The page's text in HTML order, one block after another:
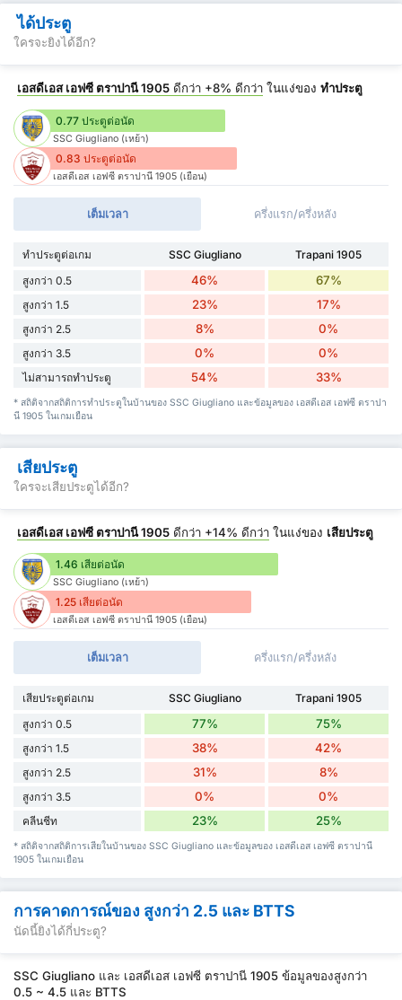
ได้ประตู
ใครจะยิงได้อีก?
เอสดีเอส เอฟซี ตราปานี 1905 ดีกว่า +8% ดีกว่า ในแง่ของ ทำประตู
0.77 ประตูต่อนัด
SSC Giugliano (เหย้า)
0.83 ประตูต่อนัด
เอสดีเอส เอฟซี ตราปานี 1905 (เยือน)
เต็มเวลา ครึ่งแรก/ครึ่งหลัง
ทำประตูต่อเกม SSC Giugliano
Trapani 1905
สูงกว่า 0.5
46% 67%
สูงกว่า 1.5 23% 17%
สูงกว่า 2.5 8% 0%
สูงกว่า 3.5 0% 0%
ไม่สามารถทำประตู 54% 33%
* สถิติจากสถิติการทำประตูในบ้านของ SSC Giugliano และข้อมูลของ เอสดีเอส เอฟซี ตราปา
นี 1905 ในเกมเยือน
เสียประตู
ใครจะเสียประตูได้อีก?
เอสดีเอส เอฟซี ตราปานี 1905 ดีกว่า +14% ดีกว่า ในแง่ของ เสียประตู
1.46 เสียต่อนัด
SSC Giugliano (เหย้า)
1.25 เสียต่อนัด
เอสดีเอส เอฟซี ตราปานี 1905 (เยือน)
เต็มเวลา ครึ่งแรก/ครึ่งหลัง
เสียประตูต่อเกม SSC Giugliano
Trapani 1905
สูงกว่า 0.5
77% 75%
สูงกว่า 1.5 38% 42%
สูงกว่า 2.5 31% 8%
สูงกว่า 3.5 0% 0%
คลีนชีท 23% 25%
* สถิติจากสถิติการเสียในบ้านของ SSC Giugliano และข้อมูลของ เอสดีเอส เอฟซี ตราปานี
1905 ในเกมเยือน
การคาดการณ์ของ สูงกว่า 2.5 และ BTTS
นัดนี้ยิงได้กี่ประตู?
SSC Giugliano และ เอสดีเอส เอฟซี ตราปานี 1905 ข้อมูลของสูงกว่า
0.5 ~ 4.5 และ BTTS